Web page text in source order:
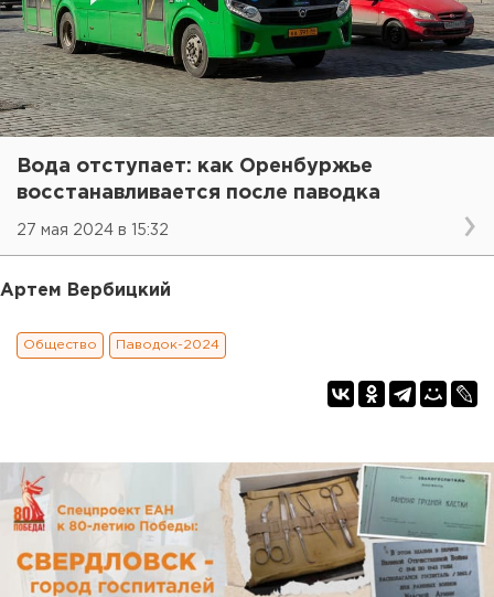
Вода отступает: как Оренбуржье
восстанавливается после паводка
27 мая 2024 в 15:32
Артем Вербицкий
Общество Паводок-2024